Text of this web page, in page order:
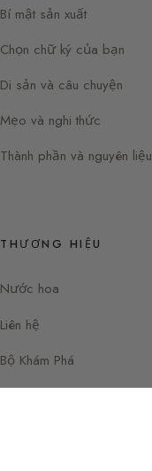
Bí mật sản xuất
Chọn chữ ký của bạn
Di sản và câu chuyện
Mẹo và nghi thức
Thành phần và nguyên liệu
THƯƠNG HIỆU
Nước hoa
Liên hệ
Bộ Khám Phá